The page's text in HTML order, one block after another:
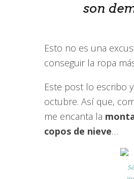
son
Esto no es una
conseguir la ropa
Este post lo escribo
octubre. Así que,
me encanta la
copos de nieve…